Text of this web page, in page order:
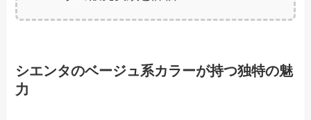
シエンタのベージュ系カラーが持つ独特の魅
力